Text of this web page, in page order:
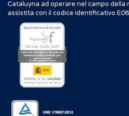
Cataluyna ad operare nel campo della
assistita con il codice identificativo